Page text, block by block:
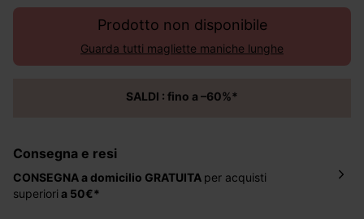
Prodotto non disponibile
Guarda tutti magliette maniche lunghe
SALDI : fino a –60%*
Consegna e resi
CONSEGNA a domicilio GRATUITA per acquisti
superiori a 50€*